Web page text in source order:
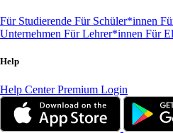
Für Studierende Für Schüler*innen
Unternehmen Für Lehrer*innen Für
Help
Help CenterPremium Login